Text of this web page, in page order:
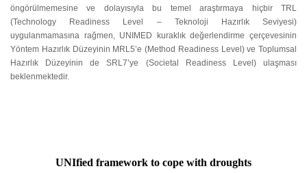
öngörülmemesine ve dolayısıyla bu temel araştırmaya hiçbir TRL
(Technology Readiness Level – Teknoloji Hazırlık Seviyesi)
uygulanmamasına rağmen, UNIMED kuraklık değerlendirme çerçevesinin
Yöntem Hazırlık Düzeyinin MRL5’e (Method Readiness Level) ve Toplumsal
Hazırlık Düzeyinin de SRL7’ye (Societal Readiness Level) ulaşması
beklenmektedir.
UNIfied framework to cope with droughts